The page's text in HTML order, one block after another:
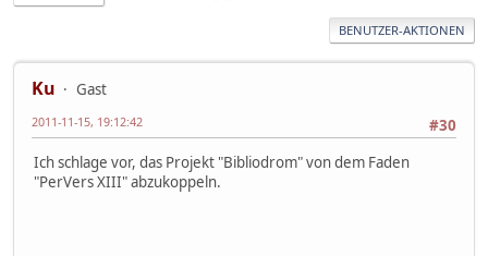
BENUTZER-AKTIONEN
Ku
Gast
#30
2011-11-15, 19:12:42
Ich schlage vor, das Projekt "Bibliodrom" von dem Faden
"PerVers XIII" abzukoppeln.